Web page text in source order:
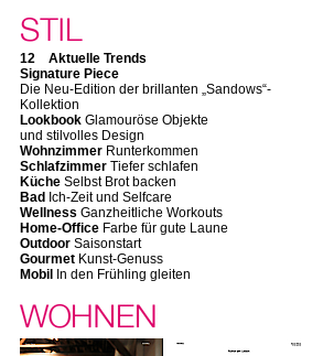
12 Aktuelle Trends
Signature Piece
Die Neu-Edition der brillanten „Sandows“-
Kollektion
Lookbook Glamouröse Objekte
und stilvolles Design
Wohnzimmer Runterkommen
Schlafzimmer Tiefer schlafen
Küche Selbst Brot backen
Bad Ich-Zeit und Selfcare
Wellness Ganzheitliche Workouts
Home-Office Farbe für gute Laune
Outdoor Saisonstart
Gourmet Kunst-Genuss
Mobil
In den Frühling gleiten